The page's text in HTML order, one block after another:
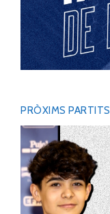
PRÒXIMS PARTITS